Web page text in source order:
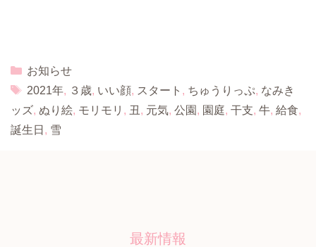
Categories
お知らせ
Tags
2021年, ３歳, いい顔, スタート , ちゅうりっぷ, なみき
ッズ, ぬり絵, モリモリ , 丑 , 元気, 公園 , 園庭, 干支, 牛, 給食,
誕生日 , 雪
最新情報